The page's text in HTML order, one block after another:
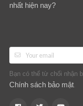
nhất hiện nay?
Bạn có thể từ chối nhận
Chính sách bảo mật